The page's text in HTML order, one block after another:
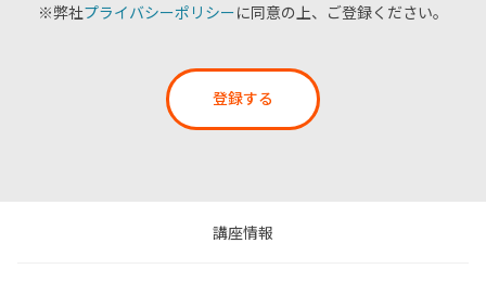
※弊社プライバシーポリシーに同意の上、ご登録ください。
登録する
講座情報